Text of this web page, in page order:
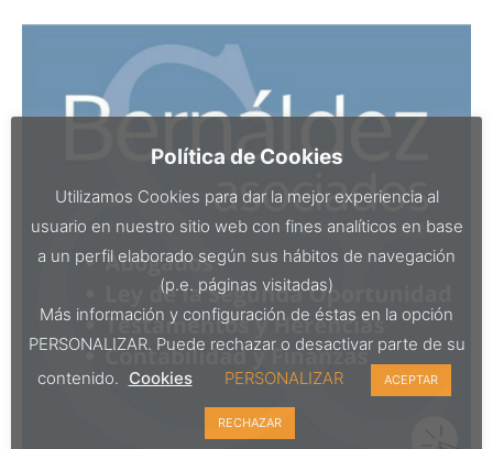
Política de Cookies
Utilizamos Cookies para dar la mejor experiencia al
usuario en nuestro sitio web con fines analíticos en base
a un perfil elaborado según sus hábitos de navegación
(p.e. páginas visitadas)
Más información y configuración de éstas en la opción
PERSONALIZAR. Puede rechazar o desactivar parte de su
contenido. Cookies PERSONALIZAR ACEPTAR
RECHAZAR